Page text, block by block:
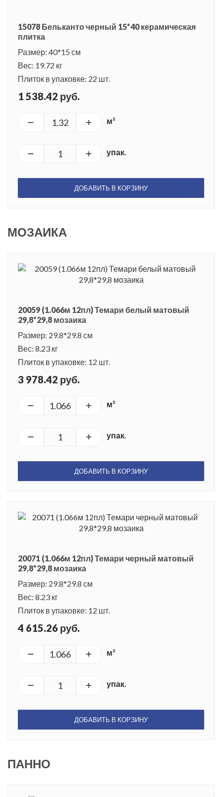
15078 Бельканто черный 15*40 керамическая
плитка
Размер: 40*15 см
Вес: 19.72 кг
Плиток в упаковке: 22 шт.
1 538.42 руб.
м²
упак.
ДОБАВИТЬ В КОРЗИНУ
МОЗАИКА
20059 (1.066м 12пл) Темари белый матовый
29,8*29,8 мозаика
Размер: 29.8*29.8 см
Вес: 8.23 кг
Плиток в упаковке: 12 шт.
3 978.42 руб.
м²
упак.
ДОБАВИТЬ В КОРЗИНУ
20071 (1.066м 12пл) Темари черный матовый
29,8*29,8 мозаика
Размер: 29.8*29.8 см
Вес: 8.23 кг
Плиток в упаковке: 12 шт.
4 615.26 руб.
м²
упак.
ДОБАВИТЬ В КОРЗИНУ
ПАННО